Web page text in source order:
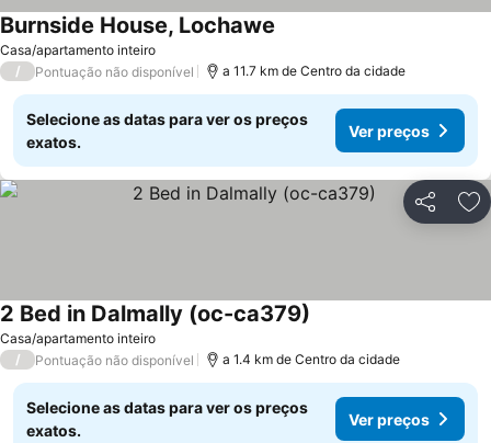
Casa/apartamento inteiro
Burnside House, Lochawe
/ Pontuação não disponível a 11.7 km de Centro da cidade
Selecione as datas para ver os preços
exatos.
Ver preços
Partilhar
Casa/apartamento inteiro
2 Bed in Dalmally (oc-ca379)
/ Pontuação não disponível a 1.4 km de Centro da cidade
Selecione as datas para ver os preços
exatos.
Ver preços